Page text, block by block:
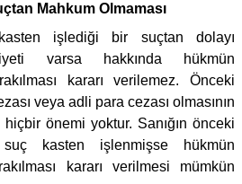
Mahkum Olmaması
işlediği bir suçtan dolayı
varsa hakkında hükmün
kararı verilemez. Önceki
veya adli para cezası olmasının
hiçbir önemi yoktur. Sanığın önceki
kasten işlenmişse hükmün
kararı verilmesi mümkün